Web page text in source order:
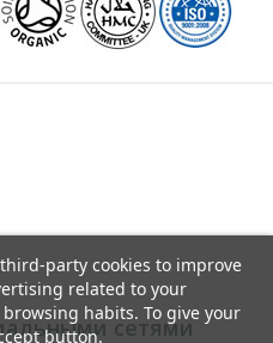
party cookies to improve
related to your
habits. To give your
button. сетями